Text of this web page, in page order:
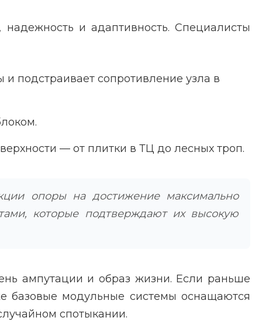
и адаптивность. Специалисты
подстраивает сопротивление узла в
— от плитки в ТЦ до лесных троп.
опоры на достижение максимально
которые подтверждают их высокую
ампутации и образ жизни. Если раньше
базовые модульные системы оснащаются
спотыкании.